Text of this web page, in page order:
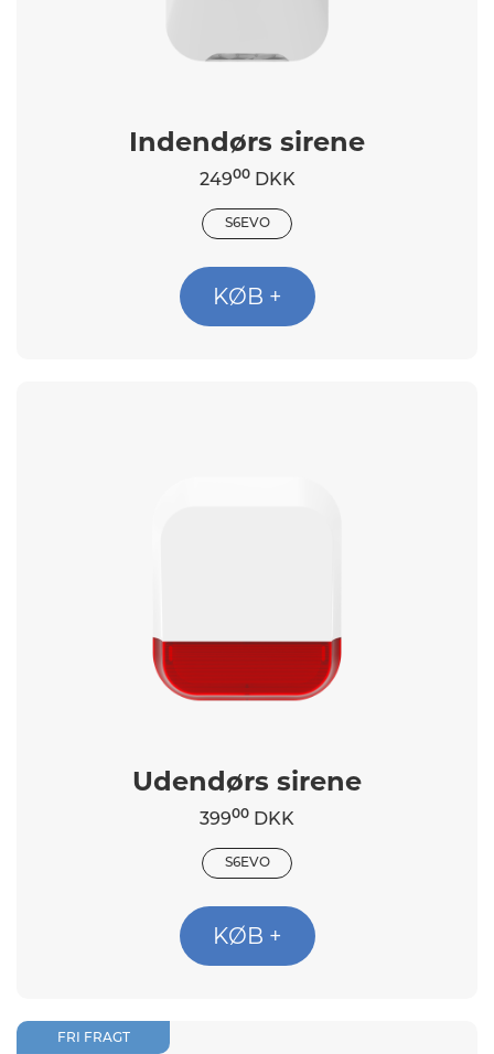
Indendørs sirene
24900DKK
S6EVO
KØB +
Udendørs sirene
39900 DKK
S6EVO
KØB +
FRI FRAGT